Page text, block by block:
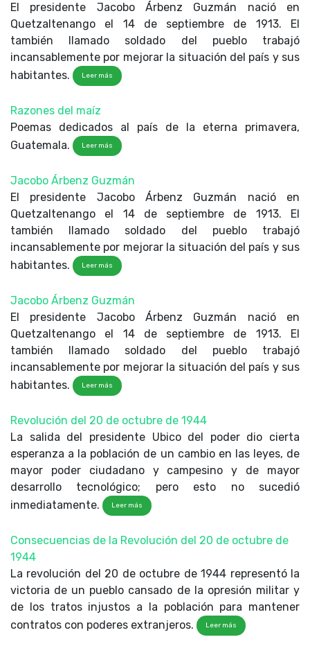
El presidente Jacobo Árbenz Guzmán nació en
Quetzaltenango el 14 de septiembre de 1913. El
también llamado soldado del pueblo trabajó
incansablemente por mejorar la situación del país y sus
habitantes.
Leer más
Razones del maíz
Poemas dedicados al país de la eterna primavera,
Guatemala.
Leer más
Jacobo Árbenz Guzmán
El presidente Jacobo Árbenz Guzmán nació en
Quetzaltenango el 14 de septiembre de 1913. El
también llamado soldado del pueblo trabajó
incansablemente por mejorar la situación del país y sus
habitantes.
Leer más
Jacobo Árbenz Guzmán
El presidente Jacobo Árbenz Guzmán nació en
Quetzaltenango el 14 de septiembre de 1913. El
también llamado soldado del pueblo trabajó
incansablemente por mejorar la situación del país y sus
habitantes.
Leer más
Revolución del 20 de octubre de 1944
La salida del presidente Ubico del poder dio cierta
esperanza a la población de un cambio en las leyes, de
mayor poder ciudadano y campesino y de mayor
desarrollo tecnológico; pero esto no sucedió
inmediatamente.
Leer más
Consecuencias de la Revolución del 20 de octubre de
1944
La revolución del 20 de octubre de 1944 representó la
victoria de un pueblo cansado de la opresión militar y
de los tratos injustos a la población para mantener
contratos con poderes extranjeros.
Leer más